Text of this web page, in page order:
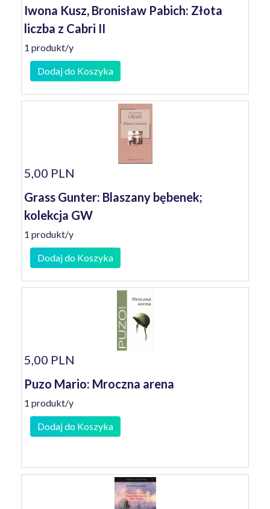
Iwona Kusz, Bronisław Pabich: Złota
liczba z Cabri II
1 produkt/y
Dodaj do Koszyka
5,00 PLN
Grass Gunter: Blaszany bębenek;
kolekcja GW
1 produkt/y
Dodaj do Koszyka
5,00 PLN
Puzo Mario: Mroczna arena
1 produkt/y
Dodaj do Koszyka